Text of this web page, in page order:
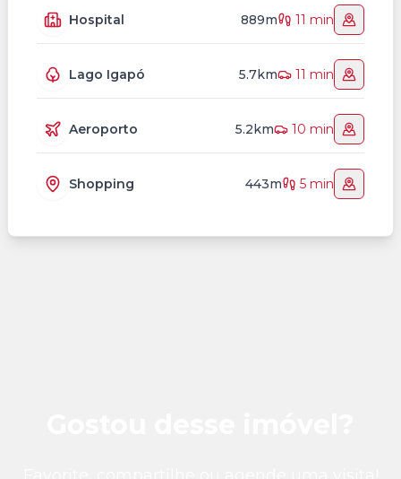
Hospital 889m 11 min
Lago Igapó 5.7km 11 min
Aeroporto 5.2km 10 min
Shopping 443m 5 min